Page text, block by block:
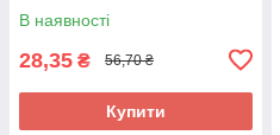
В наявності
28,35 ₴ 56,70 ₴
Купити